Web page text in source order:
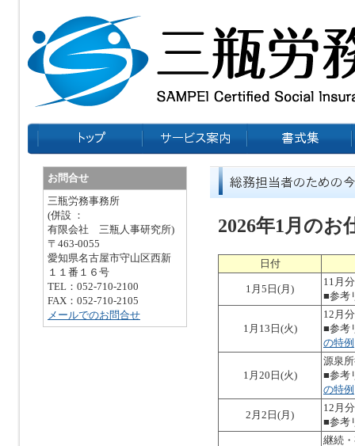
2026年1月のお
日付
1月5日(月)
11月
■参考
1月13日(火)
12月
■参考
の特例
1月20日(火)
源泉
■参考
の特例
2月2日(月)
12月
■参考
継続
お問合せ
三瓶労務事務所
(併設 ：
有限会社 三瓶人事研究所)
〒463-0055
愛知県名古屋市守山区西新
１１番１６号
TEL：052-710-2100
FAX：052-710-2105
メールでのお問合せ